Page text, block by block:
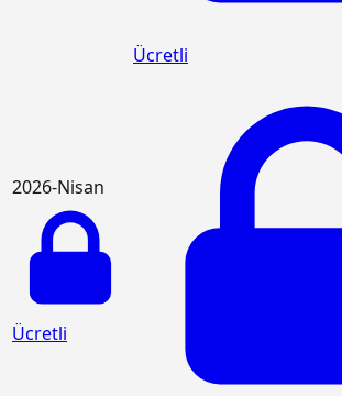
Ücretli
2026-Nisan
Ücretli